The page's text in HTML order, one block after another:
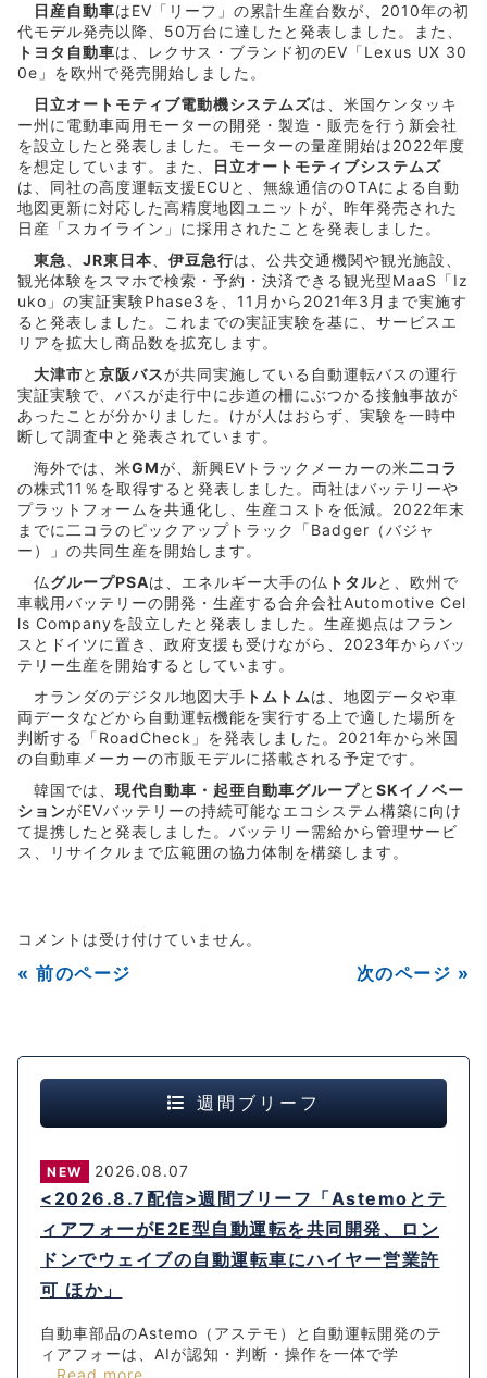
日産自動車はEV「リーフ」の累計生産台数が、2010年の初
代モデル発売以降、50万台に達したと発表しました。また、
トヨタ自動車は、レクサス・ブランド初のEV「Lexus UX 30
0e」を欧州で発売開始しました。
日立オートモティブ電動機システムズは、米国ケンタッキ
ー州に電動車両用モーターの開発・製造・販売を行う新会社
を設立したと発表しました。モーターの量産開始は2022年度
を想定しています。また、
日立オートモティブシステムズ
は、同社の高度運転支援ECUと、無線通信のOTAによる自動
地図更新に対応した高精度地図ユニットが、昨年発売された
日産「スカイライン」に採用されたことを発表しました。
東急
JR東日本 伊豆急行は、公共交通機関や観光施設、
観光体験をスマホで検索・予約・決済できる観光型MaaS「Iz
uko」の実証実験Phase3を、11月から2021年3月まで実施す
ると発表しました。これまでの実証実験を基に、サービスエ
リアを拡大し商品数を拡充します。
大津市と 京阪バスが共同実施している自動運転バスの運行
実証実験で、バスが走行中に歩道の柵にぶつかる接触事故が
あったことが分かりました。けが人はおらず、実験を一時中
断して調査中と発表されています。
海外では、米GMが、新興EVトラックメーカーの米二コラ
の株式11％を取得すると発表しました。両社はバッテリーや
プラットフォームを共通化し、生産コストを低減。2022年末
までに二コラのピックアップトラック「Badger（バジャ
ー）」の共同生産を開始します。
仏グループPSAは、エネルギー大手の仏 トタルと、欧州で
車載用バッテリーの開発・生産する合弁会社Automotive Cel
ls Companyを設立したと発表しました。生産拠点はフラン
スとドイツに置き、政府支援も受けながら、2023年からバッ
テリー生産を開始するとしています。
オランダのデジタル地図大手 トムトムは、地図データや車
両データなどから自動運転機能を実行する上で適した場所を
判断する「RoadCheck」を発表しました。2021年から米国
の自動車メーカーの市販モデルに搭載される予定です。
韓国では、 現代自動車・起亜自動車グループと SKイノベー
ションがEVバッテリーの持続可能なエコシステム構築に向け
て提携したと発表しました。バッテリー需給から管理サービ
ス、リサイクルまで広範囲の協力体制を構築します。
コメントは受け付けていません。
« 前のページ 次のページ »
週間ブリーフ
NEW 2026.08.07
<2026.8.7配信>週間ブリーフ「Astemoとテ
ィアフォーがE2E型自動運転を共同開発、ロン
ドンでウェイブの自動運転車にハイヤー営業許
可 ほか」
自動車部品のAstemo（アステモ）と自動運転開発のテ
ィアフォーは、AIが認知・判断・操作を一体で学
...Read more